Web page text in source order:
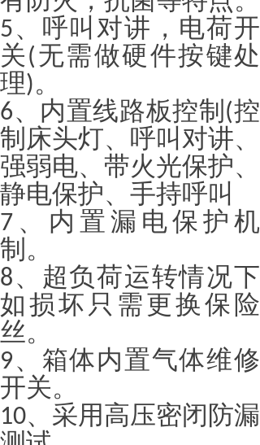
5、呼叫对讲，电荷开
关( 无需做硬件按键处
理)。
6、内置线路板控制 (控
制床头灯、呼叫对讲、
强弱电、带火光保护、
静电保护、手持呼叫
7 、内置漏电保护机
制。
8、超负荷运转情况下
如损坏只需更换保险
丝。
9、箱体内置气体维修
开关。
10、采用高压密闭防漏